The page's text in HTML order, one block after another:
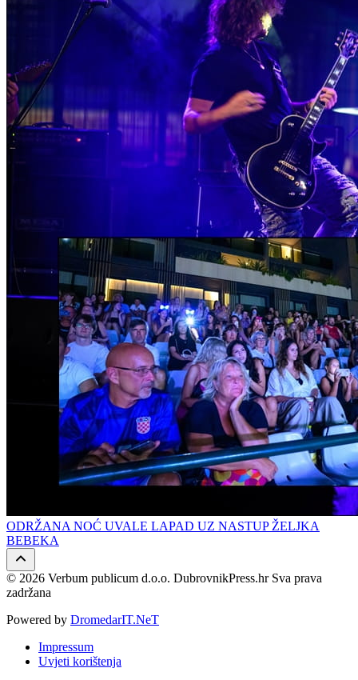
ODRŽANA NOĆ UVALE LAPAD UZ NASTUP ŽELJKA
BEBEKA
© 2026 Verbum publicum d.o.o. DubrovnikPress.hr Sva prava
zadržana
Powered by DromedarIT.NeT
Impressum
Uvjeti korištenja